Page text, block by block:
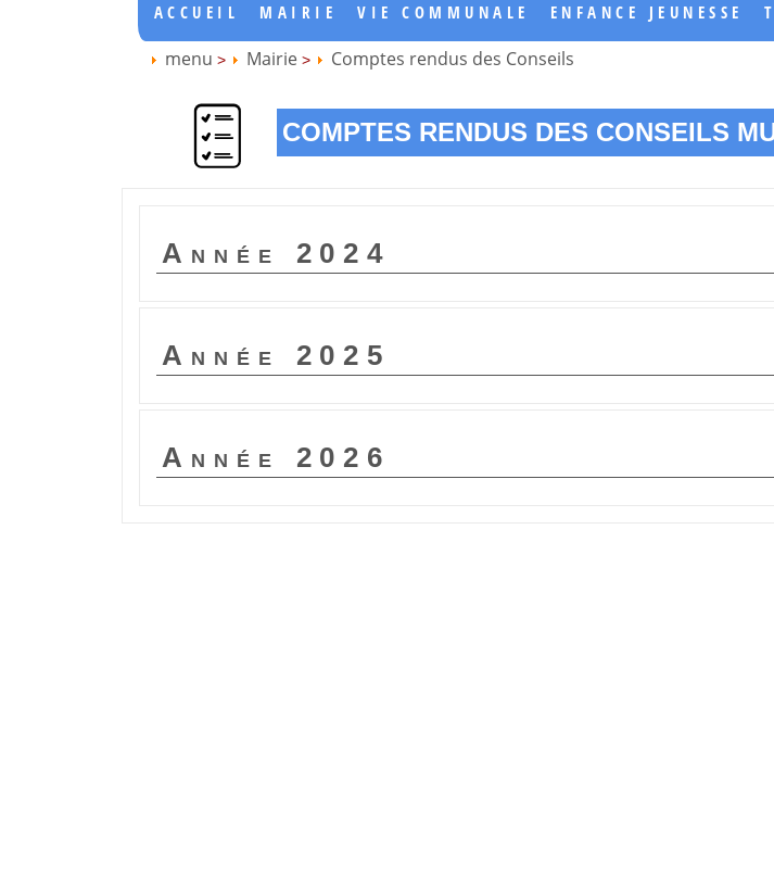
ACCUEIL MAIRIE VIE COMMUNALE ENFANCE JEUNESSE
menu > Mairie > Comptes rendus des Conseils
COMPTES RENDUS DES CONSEILS
Année 2024
Année 2025
Année 2026